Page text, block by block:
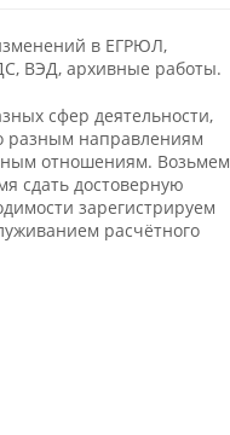
в ЕГРЮЛ,
ВЭД, архивные работы.
сфер деятельности,
разным направлениям
отношениям. Возьмем
сдать достоверную
зарегистрируем
расчётного